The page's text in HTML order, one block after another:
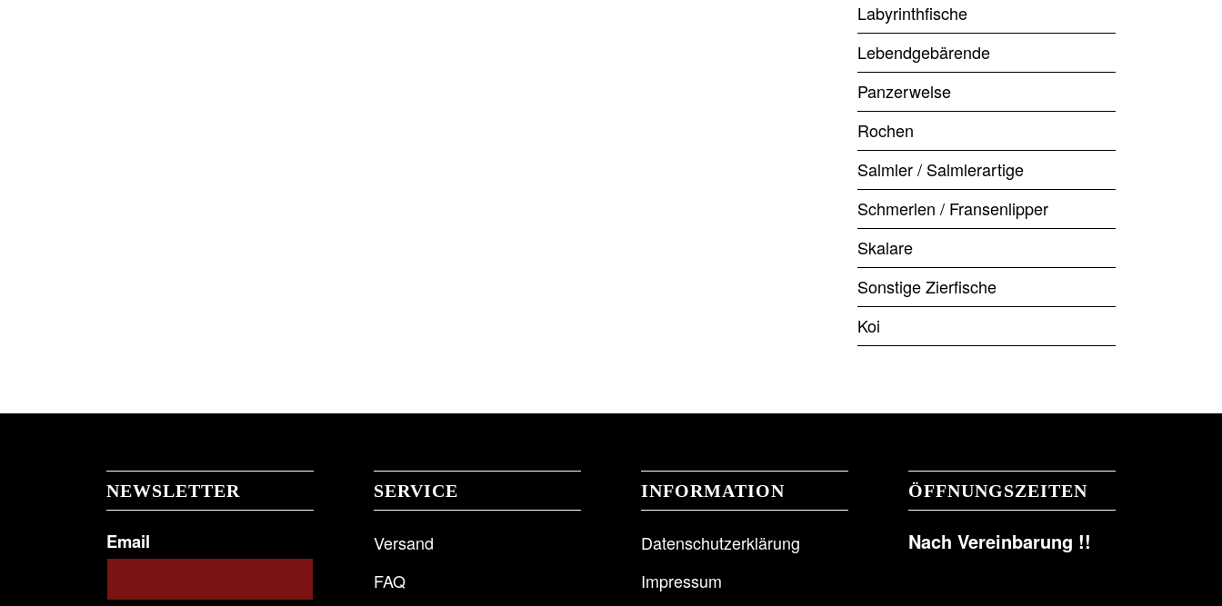
Labyrinthfische
Lebendgebärende
Panzerwelse
Rochen
Salmler / Salmlerartige
Schmerlen / Fransenlipper
Skalare
Sonstige Zierfische
Koi
NEWSLETTER
Email
SERVICE
Versand
FAQ
INFORMATION
Datenschutzerklärung
Impressum
ÖFFNUNGSZEITEN
Nach Vereinbarung !!